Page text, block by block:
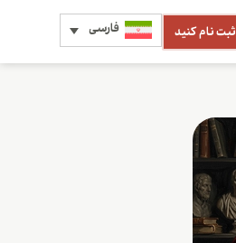
فارسی ثبت نام کنید